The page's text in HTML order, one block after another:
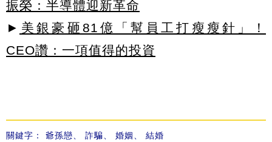
振榮：半導體迎新革命
► 美銀豪砸81億「幫員工打瘦瘦針」！
CEO讚：一項值得的投資
關鍵字： 爺孫戀 詐騙 婚姻 結婚